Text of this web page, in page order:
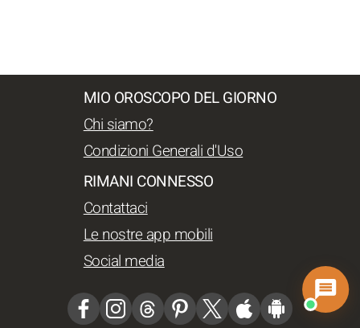
MIO OROSCOPO DEL GIORNO
Chi siamo?
Condizioni Generali d'Uso
RIMANI CONNESSO
Contattaci
Le nostre app mobili
Social media